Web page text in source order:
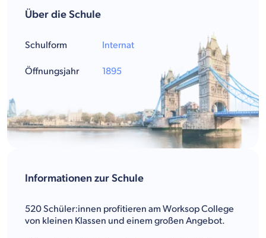
Informationen zur Schule
520 Schüler:innen profitieren am Worksop College
von kleinen Klassen und einem großen Angebot.
Über die Schule
Schulform
Öffnungsjahr
Internat
1895